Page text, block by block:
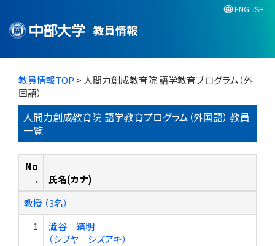
教員情報
ENGLISH
教員情報TOP > 人間力創成教育院 語学教育プログラム（外
国語）
人間力創成教育院 語学教育プログラム（外国語） 教員
一覧
No
.
氏名(カナ)
教授 （3名）
1
澁谷 鎮明
（シブヤ シズアキ）